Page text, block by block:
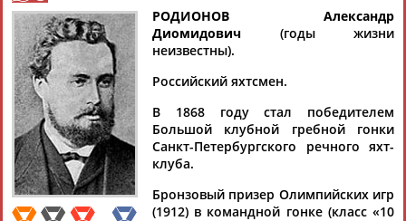
Найдено: 13181персон Расширенный поиск
Аслаудин
АБАЕВ
Елена
АБАИМОВА
Мария
АБАКУМОВА
Юлия
АБАЛАКИНА
Парусный спорт
РОДИОНОВ Александр
Диомидович (годы жизни
неизвестны).
Российский яхтсмен.
В 1868 году стал победителем
Большой клубной гребной гонки
Санкт-Петербургского речного яхт-
клуба.
Бронзовый призер Олимпийских игр
(1912) в командной гонке (класс «10